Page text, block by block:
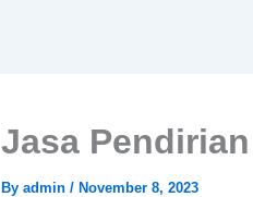
Jasa
By admin / November 8, 2023